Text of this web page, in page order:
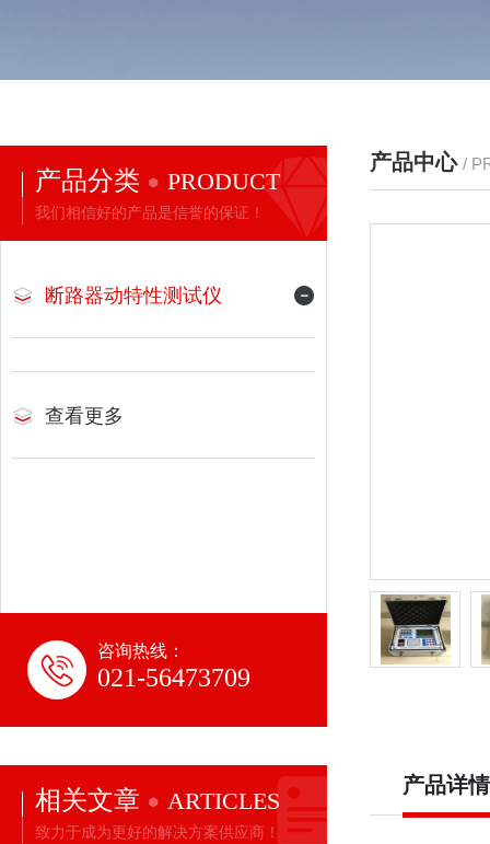
产品分类 PRODUCT
我们相信好的产品是信誉的保证！
断路器动特性测试仪
查看更多
咨询热线：
021-56473709
相关文章 ARTICLES
致力于成为更好的解决方案供应商！
产品中心 /
产品详情